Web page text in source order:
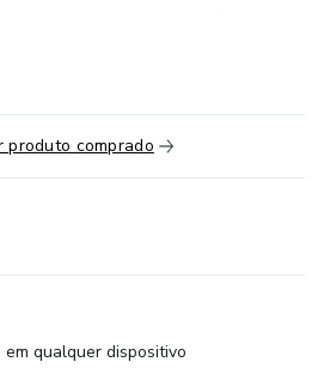
e empresas do
e tornar seus negócios mais
cursa Master of Business
Negócios do Varejo: Estratégia
de maior destaque do
entre os 5 Zootecnistas
ficou entre os TOP FIVE Agro
produto comprado
qualquer dispositivo